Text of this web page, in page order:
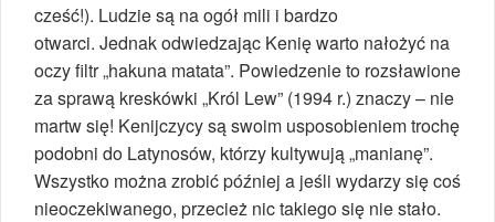
cześć!). Ludzie są na ogół mili i bardzo
otwarci. Jednak odwiedzając Kenię warto nałożyć na
oczy filtr „hakuna matata”. Powiedzenie to rozsławione
za sprawą kreskówki „Król Lew” (1994 r.) znaczy – nie
martw się! Kenijczycy są swoim usposobieniem trochę
podobni do Latynosów, którzy kultywują „manianę”.
Wszystko można zrobić później a jeśli wydarzy się coś
nieoczekiwanego, przecież nic takiego się nie stało.